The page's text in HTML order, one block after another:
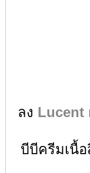
ลง Lucent
บีบีครีมเนื้